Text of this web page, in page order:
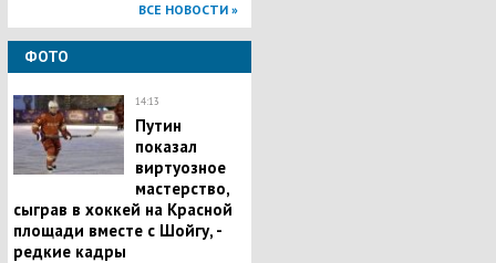
ВСЕ НОВОСТИ »
ФОТО
14:13
Путин
показал
виртуозное
мастерство,
сыграв в хоккей на Красной
площади вместе с Шойгу, -
редкие кадры